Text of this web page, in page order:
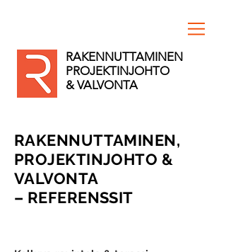
RAKENNUTTAMINEN
PROJEKTINJOHTO
& VALVONTA
RAKENNUTTAMINEN,
PROJEKTINJOHTO &
VALVONTA
– REFERENSSIT